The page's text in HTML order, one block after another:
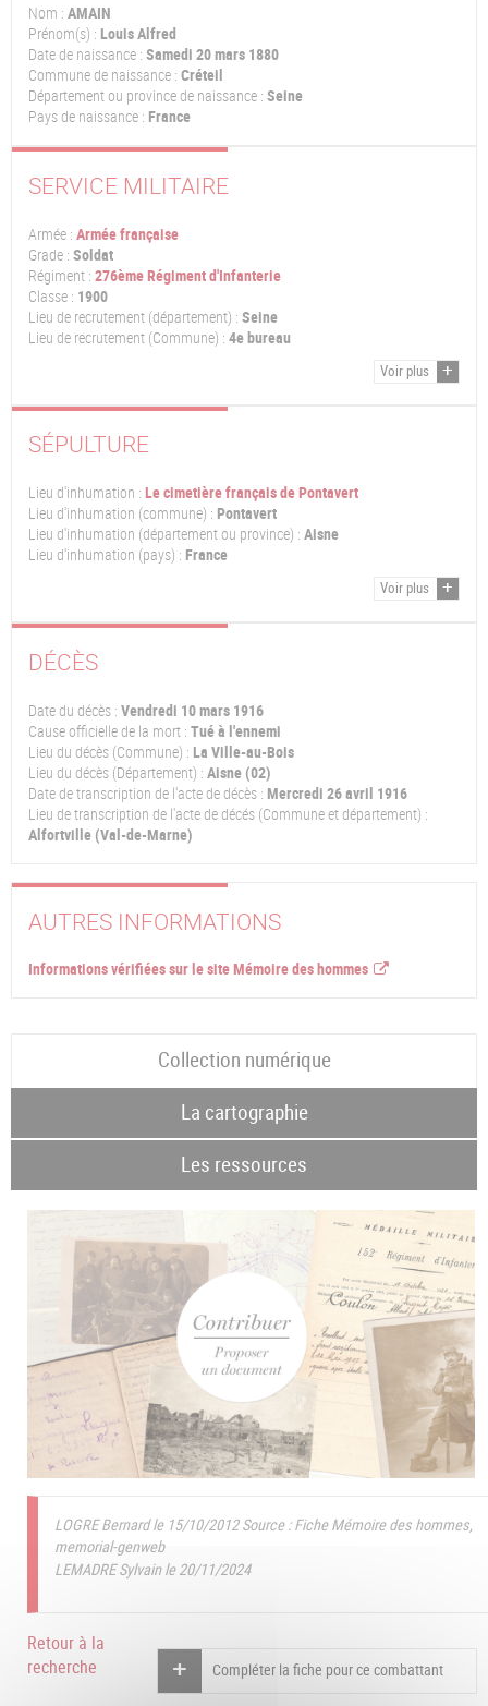
Nom : AMAIN
Prénom(s) : Louis Alfred
Date de naissance : Samedi 20 mars 1880
Commune de naissance : Créteil
Département ou province de naissance : Seine
Pays de naissance : France
SERVICE MILITAIRE
Armée : Armée française
Grade : Soldat
Régiment : 276ème Régiment d'Infanterie
Classe : 1900
Lieu de recrutement (département) : Seine
Lieu de recrutement (Commune) : 4e bureau
Voir plus
SÉPULTURE
Lieu d'inhumation : Le cimetière français de Pontavert
Lieu d'inhumation (commune) : Pontavert
Lieu d'inhumation (département ou province) : Aisne
Lieu d'inhumation (pays) : France
Voir plus
DÉCÈS
Date du décès : Vendredi 10 mars 1916
Cause officielle de la mort : Tué à l'ennemi
Lieu du décès (Commune) : La Ville-au-Bois
Lieu du décès (Département) : Aisne (02)
Date de transcription de l'acte de décès : Mercredi 26 avril 1916
Lieu de transcription de l'acte de décés (Commune et département) :
Alfortville (Val-de-Marne)
AUTRES INFORMATIONS
Informations vérifiées sur le site Mémoire des hommes
Collection numérique
La cartographie
Les ressources
LOGRE Bernard le 15/10/2012Source : Fiche Mémoire des hommes,
memorial-genweb
LEMADRE Sylvain le 20/11/2024
Compléter la fiche pour ce combattant
Retour à la
recherche